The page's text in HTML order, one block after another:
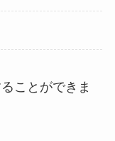
ことができま